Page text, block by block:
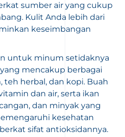
sumber air yang cukup
Kulit Anda lebih dari
keseimbangan
untuk minum setidaknya
yang mencakup berbagai
herbal, dan kopi. Buah
dan air, serta ikan
dan minyak yang
kesehatan
sifat antioksidannya.